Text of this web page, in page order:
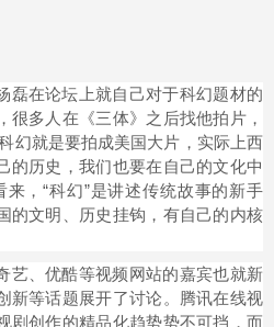
磊在论坛上就自己对于科幻题材的
很多人在《三体》之后找他拍片，
幻就是要拍成美国大片，实际上西
的历史，我们也要在自己的文化中
，“科幻”是讲述传统故事的新手
的文明、历史挂钩，有自己的内核
艺、优酷等视频网站的嘉宾也就新
新等话题展开了讨论。腾讯在线视
剧创作的精品化趋势势不可挡，而